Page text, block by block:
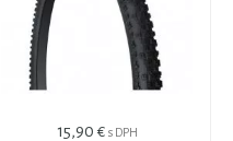
15,90 € s DPH